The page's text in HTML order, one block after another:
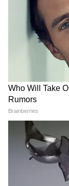
हरियाणा: राइस
2025 तक मिलेगा
दिया आश्वासन
LATEST
Rahul
लाठी खाने